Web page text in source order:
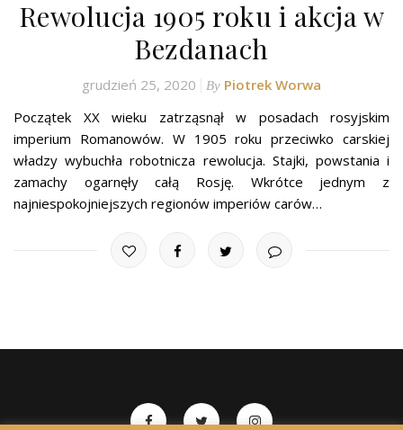
Rewolucja 1905 roku i akcja w
Bezdanach
grudzień 25, 2020 By Piotrek Worwa
Początek XX wieku zatrząsnął w posadach rosyjskim
imperium Romanowów. W 1905 roku przeciwko carskiej
władzy wybuchła robotnicza rewolucja. Stajki, powstania i
zamachy ogarnęły całą Rosję. Wkrótce jednym z
najniespokojniejszych regionów imperiów carów…